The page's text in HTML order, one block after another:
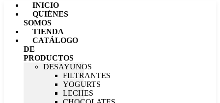
INICIO
QUIÉNES
SOMOS
TIENDA
CATÁLOGO
DE
PRODUCTOS
DESAYUNOS
FILTRANTES
YOGURTS
LECHES